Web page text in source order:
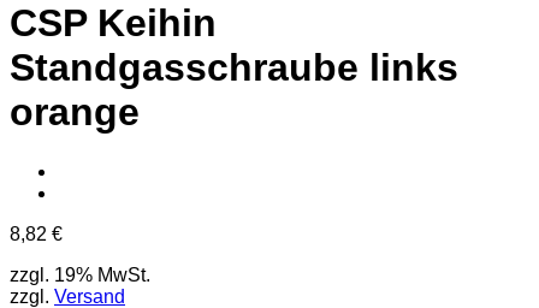
CSP Keihin
Standgasschraube links
orange
8,82 €
zzgl. 19% MwSt.
zzgl. Versand